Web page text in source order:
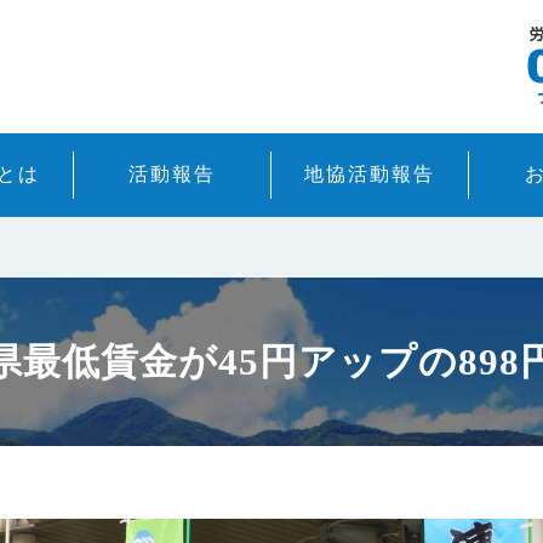
は 活動報告 地協活動報告
最低賃金が45円アップの898